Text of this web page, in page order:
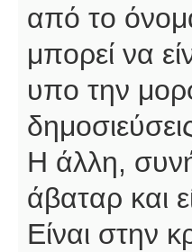
από το
μπορεί να
υπο την
Η άλλη,
άβαταρ και
Είναι στην